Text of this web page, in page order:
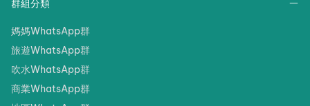
群組分類
媽媽WhatsApp群
旅遊WhatsApp群
吹水WhatsApp群
商業WhatsApp群